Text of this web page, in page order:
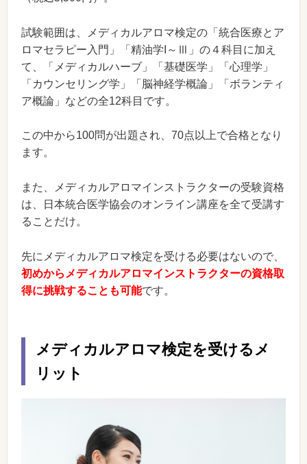
試験範囲は、メディカルアロマ検定の「統合医療とア
ロマセラピー入門」「精油学I～Ⅲ」の４科目に加え
て、「メディカルハーブ」「基礎医学」「心理学」
「カウンセリング学」「脳神経学概論」「ボランティ
ア概論」などの全12科目です。
この中から100問が出題され、70点以上で合格となり
ます。
また、メディカルアロマインストラクターの受験資格
は、日本統合医学協会のオンライン講座を全て受講す
ることだけ。
先にメディカルアロマ検定を受ける必要はないので、
初めからメディカルアロマインストラクターの資格取
得に挑戦することも可能です。
メディカルアロマ検定を受けるメ
リット